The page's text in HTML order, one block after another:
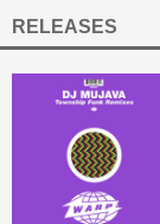
RELEASES